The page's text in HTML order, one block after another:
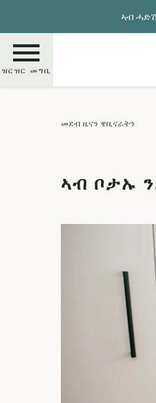
main
content
ኣብ
ዝርዝር መግቢ
መደብ ዜናን ዌቢናራትን
ኣብ ቦታኡ